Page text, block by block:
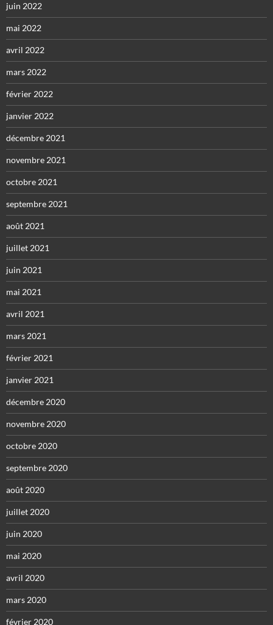
juin 2022
mai 2022
avril 2022
mars 2022
février 2022
janvier 2022
décembre 2021
novembre 2021
octobre 2021
septembre 2021
août 2021
juillet 2021
juin 2021
mai 2021
avril 2021
mars 2021
février 2021
janvier 2021
décembre 2020
novembre 2020
octobre 2020
septembre 2020
août 2020
juillet 2020
juin 2020
mai 2020
avril 2020
mars 2020
février 2020